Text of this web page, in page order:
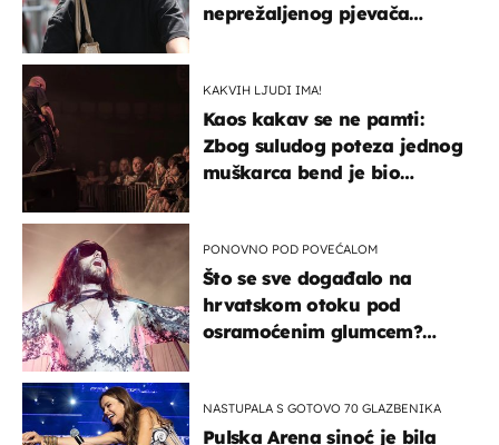
neprežaljenog pjevača
KAKVIH LJUDI IMA!
Kaos kakav se ne pamti:
Zbog suludog poteza jednog
muškarca bend je bio
PONOVNO POD POVEĆALOM
Što se sve događalo na
hrvatskom otoku pod
osramoćenim glumcem?
NASTUPALA S GOTOVO 70 GLAZBENIKA
Pulska Arena sinoć je bila